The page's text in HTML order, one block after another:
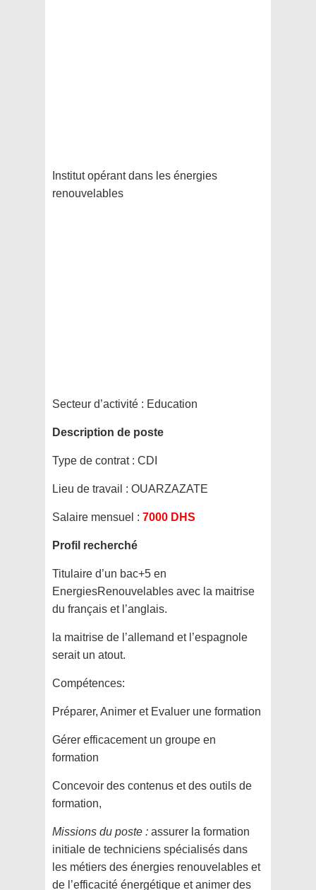
Institut opérant dans les énergies
renouvelables
Secteur d’activité : Education
Description de poste
Type de contrat : CDI
Lieu de travail : OUARZAZATE
Salaire mensuel : 7000 DHS
Profil recherché
Titulaire d’un bac+5 en
EnergiesRenouvelables avec la maitrise
du français et l’anglais.
la maitrise de l’allemand et l’espagnole
serait un atout.
Compétences:
Préparer, Animer et Evaluer une formation
Gérer efficacement un groupe en
formation
Concevoir des contenus et des outils de
formation,
Missions du poste : assurer la formation
initiale de techniciens spécialisés dans
les métiers des énergies renouvelables et
de l’efficacité énergétique et animer des